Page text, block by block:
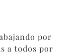
por
a todos por